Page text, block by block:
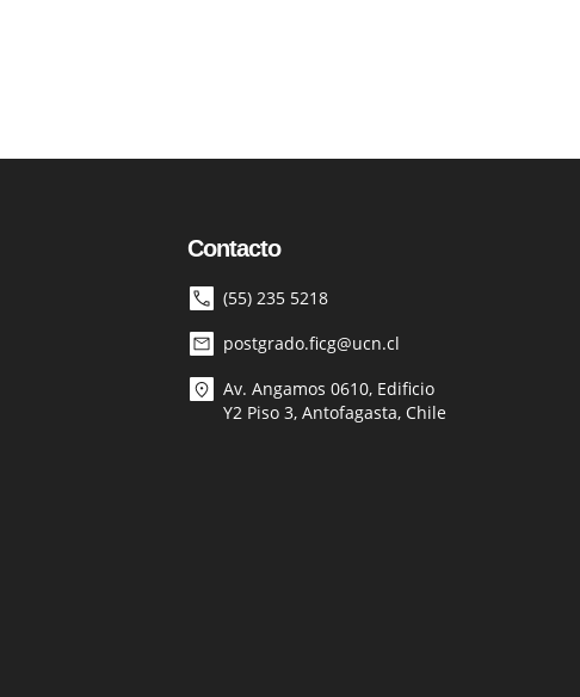
Contacto
(55) 235 5218
postgrado.ficg@ucn.cl
Av. Angamos 0610, Edificio
Y2 Piso 3, Antofagasta, Chile